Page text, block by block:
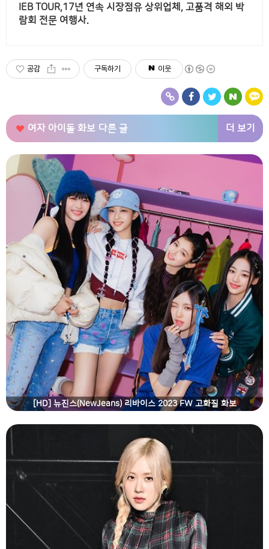
IEB TOUR,17년 연속 시장점유 상위업체, 고품격 해외 박
람회 전문 여행사.
공감 구독하기 이웃
여자 아이돌 화보 다른 글 더 보기
[HD] 뉴진스(NewJeans) 리바이스 2023 FW 고화질 화보